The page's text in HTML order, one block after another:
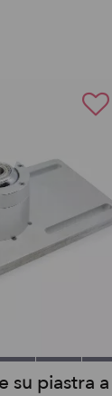
su piastra a